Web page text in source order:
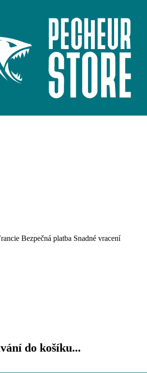
Bezpečná platba Snadné vracení
do košíku...